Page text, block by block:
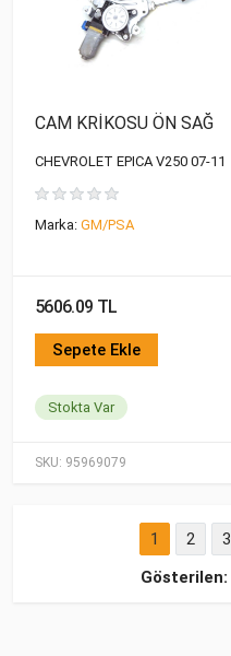
SKU: 95969079
CAM KRİKOSU ÖN SAĞ
CHEVROLET EPICA V250 07-11
Marka: GM/PSA
5606.09 TL
Sepete Ekle
Stokta Var
1 2 3
Gösterilen: